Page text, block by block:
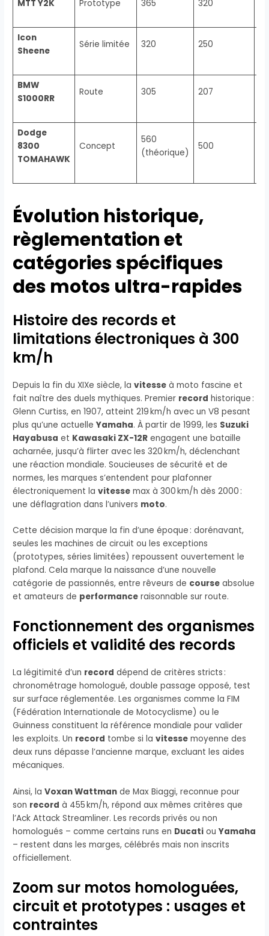
MTT Y2K Prototype 365 320
Icon
Sheene
Série limitée 320 250
BMW
S1000RR
Route 305 207
Dodge
8300
TOMAHAWK
Concept
560
(théorique)
500
Évolution historique,
règlementation et
catégories spécifiques
des motos ultra-rapides
Histoire des records et
limitations électroniques à 300
km/h
Depuis la fin du XIXe siècle, lavitesse à moto fascine et
fait naître des duels mythiques. Premier record historique :
Glenn Curtiss, en 1907, atteint 219 km/h avec un V8 pesant
plus qu’une actuelleYamaha. À partir de 1999, les Suzuki
Hayabusa et Kawasaki ZX-12R engagent une bataille
acharnée, jusqu’à flirter avec les 320 km/h, déclenchant
une réaction mondiale. Soucieuses de sécurité et de
normes, les marques s’entendent pour plafonner
électroniquement lavitesse max à 300 km/h dès 2000 :
une déflagration dans l’univers moto.
Cette décision marque la fin d’une époque : dorénavant,
seules les machines de circuit ou les exceptions
(prototypes, séries limitées) repoussent ouvertement le
plafond. Cela marque la naissance d’une nouvelle
catégorie de passionnés, entre rêveurs de course absolue
et amateurs de performance raisonnable sur route.
Fonctionnement des organismes
officiels et validité des records
La légitimité d’un record dépend de critères stricts :
chronométrage homologué, double passage opposé, test
sur surface réglementée. Les organismes comme la FIM
(Fédération Internationale de Motocyclisme) ou le
Guinness constituent la référence mondiale pour valider
les exploits. Un record tombe si lavitesse moyenne des
deux runs dépasse l’ancienne marque, excluant les aides
mécaniques.
Ainsi, laVoxan Wattman de Max Biaggi, reconnue pour
son record à 455 km/h, répond aux mêmes critères que
l’Ack Attack Streamliner. Les records privés ou non
homologués – comme certains runs en Ducati ouYamaha
– restent dans les marges, célébrés mais non inscrits
officiellement.
Zoom sur motos homologuées,
circuit et prototypes : usages et
contraintes